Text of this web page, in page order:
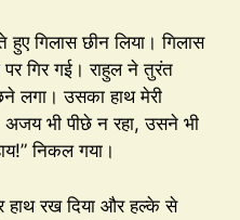
गिलास छीन लिया। गिलास
गिर गई। राहुल ने तुरंत
लगा। उसका हाथ मेरी
अजय भी पीछे न रहा, उसने भी
निकल गया।
रख दिया और हल्के से